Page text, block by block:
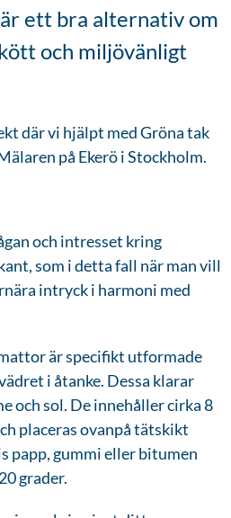
ett bra alternativ om
och miljövänligt
där vi hjälpt med Gröna tak
på Ekerö i Stockholm.
och intresset kring
som i detta fall när man vill
intryck i harmoni med
är specifikt utformade
i åtanke. Dessa klarar
och sol. De innehåller cirka 8
placeras ovanpå tätskikt
papp, gummi eller bitumen
grader.